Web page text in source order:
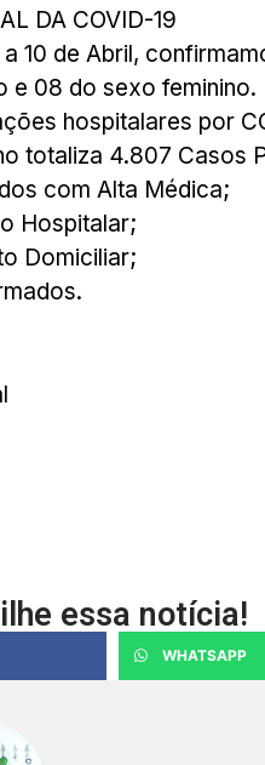
DA COVID-19
10 de Abril,
e 08 do sexo feminino.
hospitalares por
totaliza 4.807 Casos
com Alta Médica;
Hospitalar;
Domiciliar;
essa notícia!
WHATSAPP